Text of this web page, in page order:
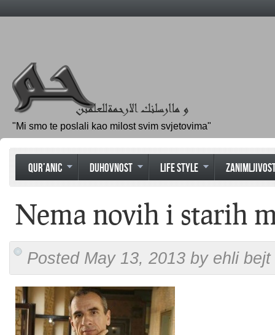
"Mi smo te poslali kao milost svim svjetovima"
QUR’ANIC DUHOVNOST LIFE STYLE
Nema novih i starih
Posted May 13, 2013 by ehli bejt